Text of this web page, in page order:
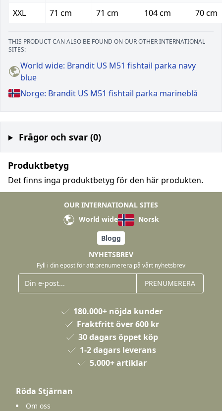
XXL
71 cm 71 cm 104 cm 70 cm
THIS PRODUCT CAN ALSO BE FOUND ON OUR OTHER INTERNATIONAL
SITES:
World wide: Brandit US M51 fishtail parka navy
blue
Norge: Brandit US M51 fishtail parka marineblå
Frågor och svar (0)
Produktbetyg
Det finns inga produktbetyg för den här produkten.
OUR INTERNATIONAL SITES
World wide
Norsk
Blogg
NYHETSBREV
Fyll i din epost för att prenumerera på vårt nyhetsbrev
PRENUMERERA
180.000+ nöjda kunder
Fraktfritt över 600 kr
30 dagars öppet köp
1-2 dagars leverans
5.000+ artiklar
Röda Stjärnan
Om oss